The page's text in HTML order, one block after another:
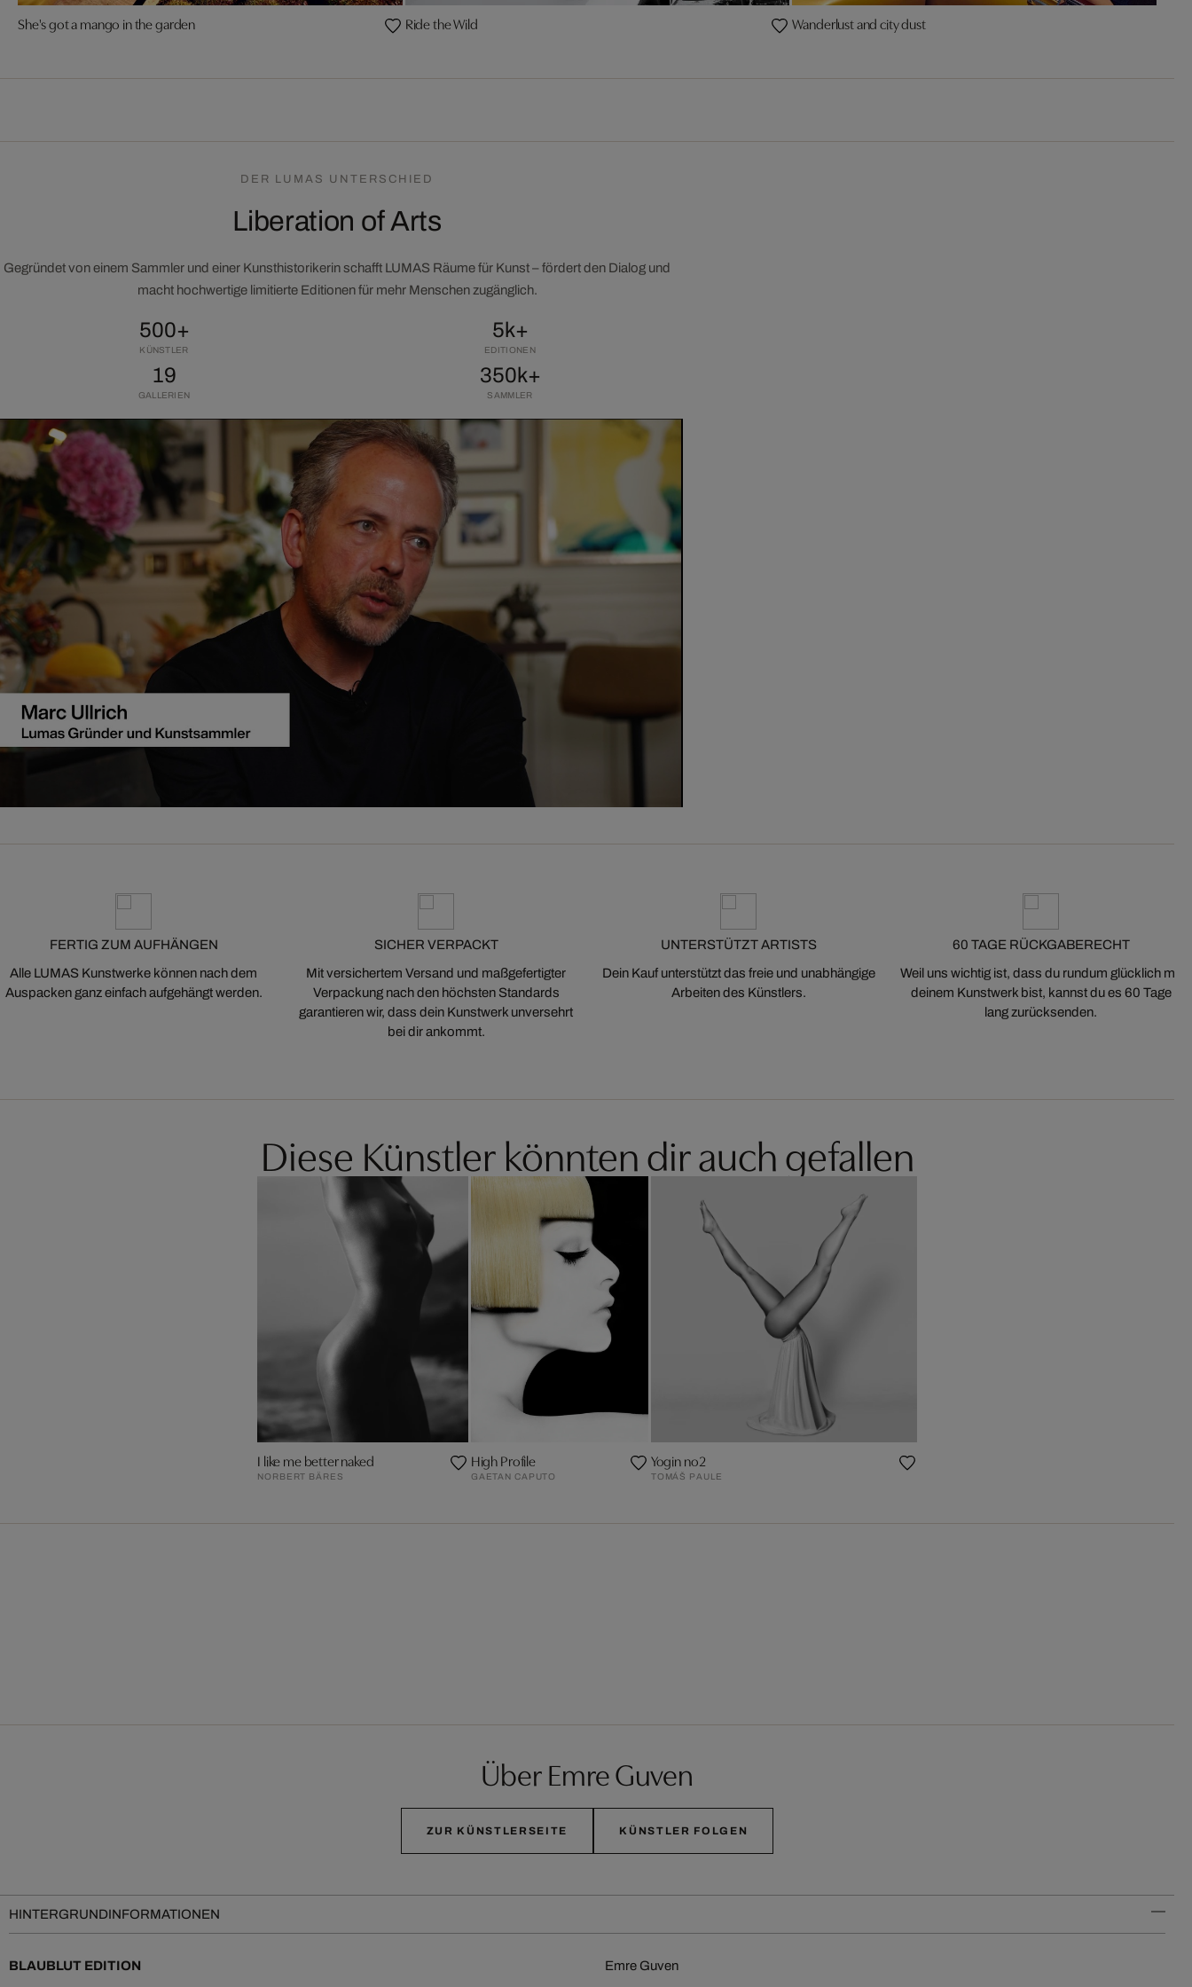
She's got a mango in the garden Ride the Wild Wanderlust and city dust
DER LUMAS UNTERSCHIED
Liberation of Arts
Gegründet von einem Sammler und einer Kunsthistorikerin schafft LUMAS Räume für Kunst – fördert den Dialog und
macht hochwertige limitierte Editionen für mehr Menschen zugänglich.
500+
KÜNSTLER
5k+
EDITIONEN
19
GALLERIEN
350k+
SAMMLER
FERTIG ZUM AUFHÄNGEN
Alle LUMAS Kunstwerke können nach dem
Auspacken ganz einfach aufgehängt werden.
SICHER VERPACKT
Mit versichertem Versand und maßgefertigter
Verpackung nach den höchsten Standards
garantieren wir, dass dein Kunstwerk unversehrt
bei dir ankommt.
UNTERSTÜTZT ARTISTS
Dein Kauf unterstützt das freie und unabhängige
Arbeiten des Künstlers.
60 TAGE RÜCKGABERECHT
Weil uns wichtig ist, dass du rundum glücklich mit
deinem Kunstwerk bist, kannst du es 60 Tage
lang zurücksenden.
Diese Künstler könnten dir auch gefallen
I like me better naked
NORBERT BÄRES
High Profile
GAETAN CAPUTO
Yogin no2
TOMÁŠ PAULE
Über Emre Guven
ZUR KÜNSTLERSEITE KÜNSTLER FOLGEN
HINTERGRUNDINFORMATIONEN
BLAUBLUT EDITION Emre Guven